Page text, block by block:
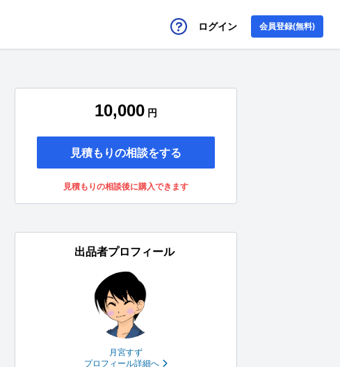
ログイン 会員登録(無料)
10,000 円
見積もりの相談をする
見積もりの相談後に購入できます
出品者プロフィール
月宮すず
プロフィール詳細へ